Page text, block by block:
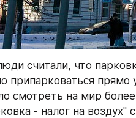
считали, что
припарковаться прямо
смотреть на мир
- налог на